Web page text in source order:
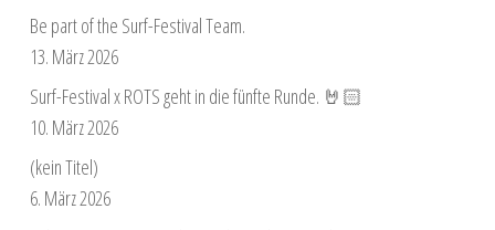
Be part of the Surf-Festival Team.
13. März 2026
Surf-Festival x ROTS geht in die fünfte Runde. 🤘🏻
10. März 2026
(kein Titel)
6. März 2026